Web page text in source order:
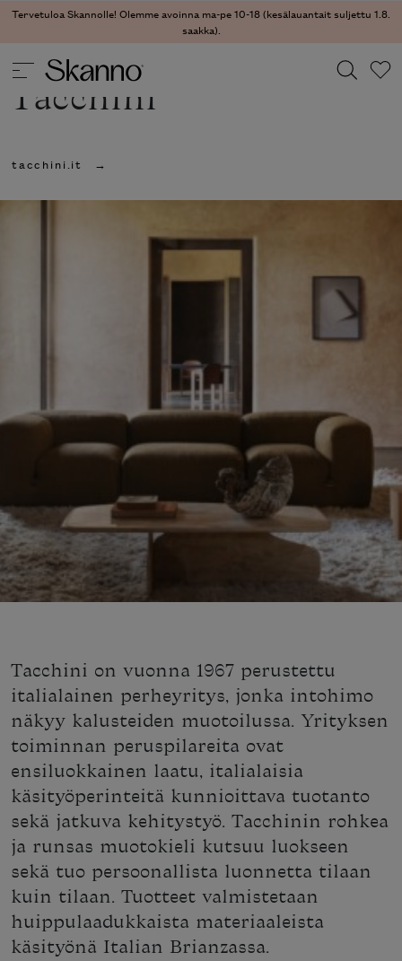
Tervetuloa Skannolle! Olemme avoinna ma-pe 10-18 (kesälauantait suljettu 1.8.
saakka).
Type 2 or more characters for results.
Tacchini
tacchini.it
Tacchini on vuonna 1967 perustettu
italialainen perheyritys, jonka intohimo
näkyy kalusteiden muotoilussa. Yrityksen
toiminnan peruspilareita ovat
ensiluokkainen laatu, italialaisia
käsityöperinteitä kunnioittava tuotanto
sekä jatkuva kehitystyö. Tacchinin rohkea
ja runsas muotokieli kutsuu luokseen
sekä tuo persoonallista luonnetta tilaan
kuin tilaan. Tuotteet valmistetaan
huippulaadukkaista materiaaleista
käsityönä Italian Brianzassa.